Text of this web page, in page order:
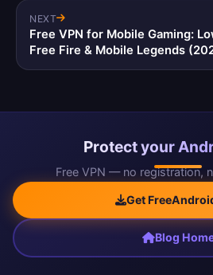
NEXT
Free VPN for Mobile Gaming:
Free Fire & Mobile Legends
Protect your
Free VPN — no registration,
Get
Blog